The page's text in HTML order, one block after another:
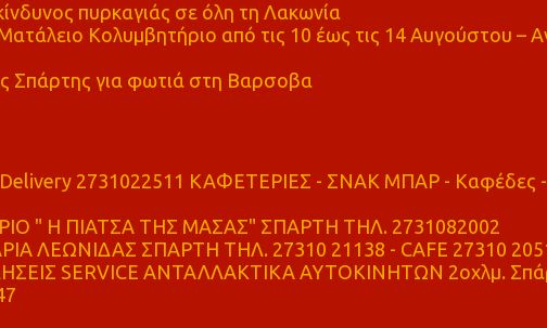
πυρκαγιάς σε όλη τη Λακωνία
Κολυμβητήριο από τις 10 έως τις 14 Αυγούστου –
Σπάρτης για φωτιά στη Βαρσοβα
Delivery 2731022511 ΚΑΦΕΤΕΡΙΕΣ - ΣΝΑΚ ΜΠΑΡ - Καφέδες -
" Η ΠΙΑΤΣΑ ΤΗΣ ΜΑΣΑΣ" ΣΠΑΡΤΗ ΤΗΛ. 2731082002
ΛΕΩΝΙΔΑΣ ΣΠΑΡΤΗ ΤΗΛ. 27310 21138 - CAFE 27310
SERVICE ΑΝΤΑΛΛΑΚΤΙΚΑ ΑΥΤΟΚΙΝΗΤΩΝ 2οχλμ.